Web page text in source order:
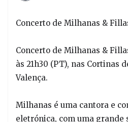
Concerto de Milhanas &
Concerto de Milhanas &
às 21h30 (PT), nas Cortinas
Valença.
Milhanas é uma cantora e
eletrónica, com uma grande